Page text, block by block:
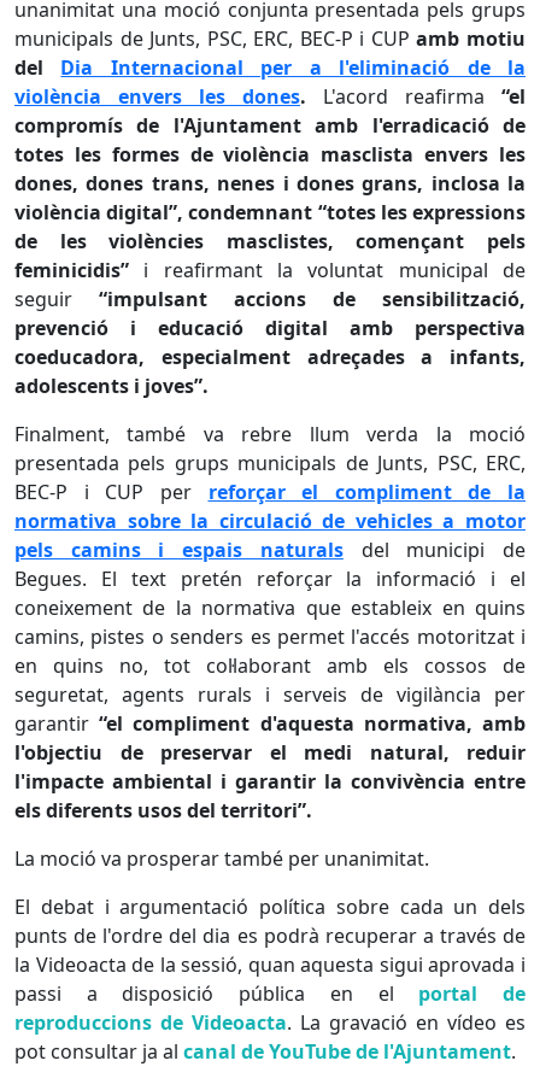
unanimitat una moció conjunta presentada pels grups
municipals de Junts, PSC, ERC, BEC-P i CUPamb motiu
del Dia Internacional per a l'eliminació de la
violència envers les dones. L'acord reafirma “el
compromís de l'Ajuntament amb l'erradicació de
totes les formes de violència masclista envers les
dones, dones trans, nenes i dones grans, inclosa la
violència digital”, condemnant “totes les expressions
de les violències masclistes, començant pels
feminicidis” i reafirmant la voluntat municipal de
seguir “impulsant accions de sensibilització,
prevenció i educació digital amb perspectiva
coeducadora, especialment adreçades a infants,
adolescents i joves”.
Finalment, també va rebre llum verda la moció
presentada pels grups municipals de Junts, PSC, ERC,
BEC-P i CUP per reforçar el compliment de la
normativa sobre la circulació de vehicles a motor
pels camins i espais naturalsdel municipi de
Begues. El text pretén reforçar la informació i el
coneixement de la normativa que estableix en quins
camins, pistes o senders es permet l'accés motoritzat i
en quins no, tot col·laborant amb els cossos de
seguretat, agents rurals i serveis de vigilància per
garantir“el compliment d'aquesta normativa, amb
l'objectiu de preservar el medi natural, reduir
l'impacte ambiental i garantir la convivència entre
els diferents usos del territori”.
La moció va prosperar també per unanimitat.
El debat i argumentació política sobre cada un dels
punts de l'ordre del dia es podrà recuperar a través de
la Videoacta de la sessió, quan aquesta sigui aprovada i
passi a disposició pública en el portal de
reproduccions de Videoacta. La gravació en vídeo es
pot consultar ja al canal de YouTube de l'Ajuntament.